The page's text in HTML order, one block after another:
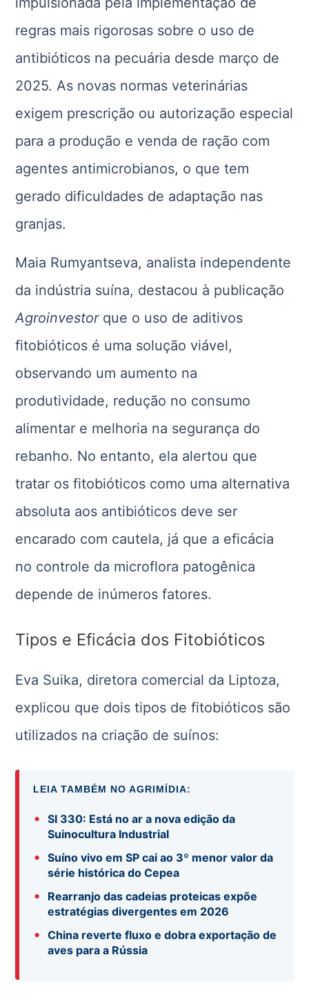
regras mais rigorosas sobre o uso de
antibióticos na pecuária desde março de
2025. As novas normas veterinárias
exigem prescrição ou autorização especial
para a produção e venda de ração com
agentes antimicrobianos, o que tem
gerado dificuldades de adaptação nas
granjas.
Maia Rumyantseva, analista independente
da indústria suína, destacou à publicação
Agroinvestorque o uso de aditivos
fitobióticos é uma solução viável,
observando um aumento na
produtividade, redução no consumo
alimentar e melhoria na segurança do
rebanho. No entanto, ela alertou que
tratar os fitobióticos como uma alternativa
absoluta aos antibióticos deve ser
encarado com cautela, já que a eficácia
no controle da microflora patogênica
depende de inúmeros fatores.
Tipos e Eficácia dos Fitobióticos
Eva Suika, diretora comercial da Liptoza,
explicou que dois tipos de fitobióticos são
utilizados na criação de suínos:
LEIA TAMBÉM NO AGRIMÍDIA:
•
SI 330: Está no ar a nova edição da
Suinocultura Industrial
•
Suíno vivo em SP cai ao 3º menor valor da
série histórica do Cepea
•
Rearranjo das cadeias proteicas expõe
estratégias divergentes em 2026
•
China reverte fluxo e dobra exportação de
aves para a Rússia